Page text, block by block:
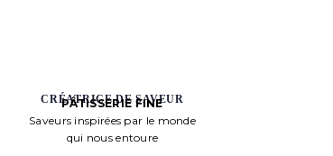
CRÉATRICE DE SAVEUR
PÂTISSERIE FINE
Saveurs inspirées par le monde
qui nous entoure